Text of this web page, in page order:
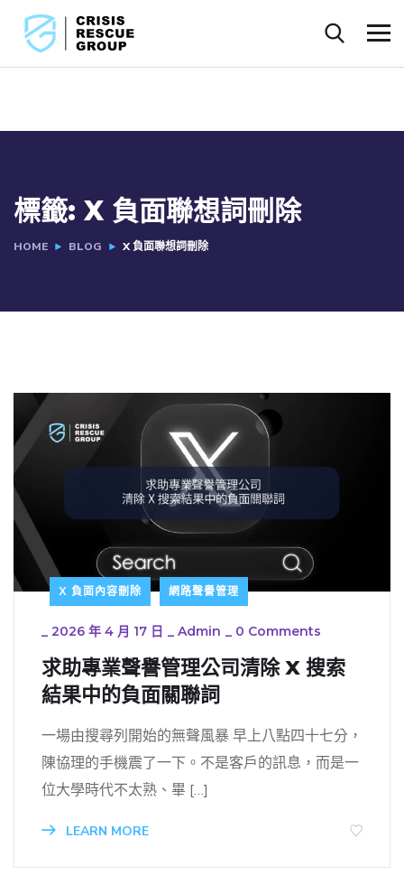
標籤: X 負面聯想詞刪除
HOME BLOG X 負面聯想詞刪除
X 負面內容刪除 網路聲譽管理
_ 2026 年 4 月 17 日 _ Admin _ 0 Comments
求助專業聲譽管理公司清除 X 搜索
結果中的負面關聯詞
一場由搜尋列開始的無聲風暴 早上八點四十七分，
陳協理的手機震了一下。不是客戶的訊息，而是一
位大學時代不太熟、畢 […]
LEARN MORE